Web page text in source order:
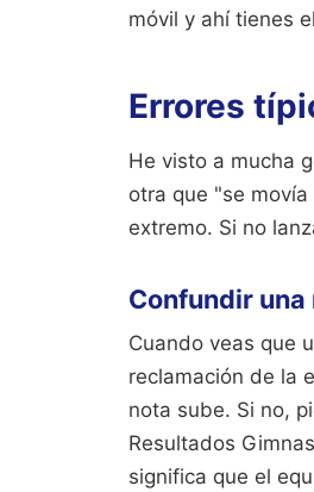
móvil y ahí tienes
Errores
He visto a mucha
otra que "se
extremo. Si no
Confundir
Cuando veas que
reclamación de la
nota sube. Si no,
Resultados
significa que el